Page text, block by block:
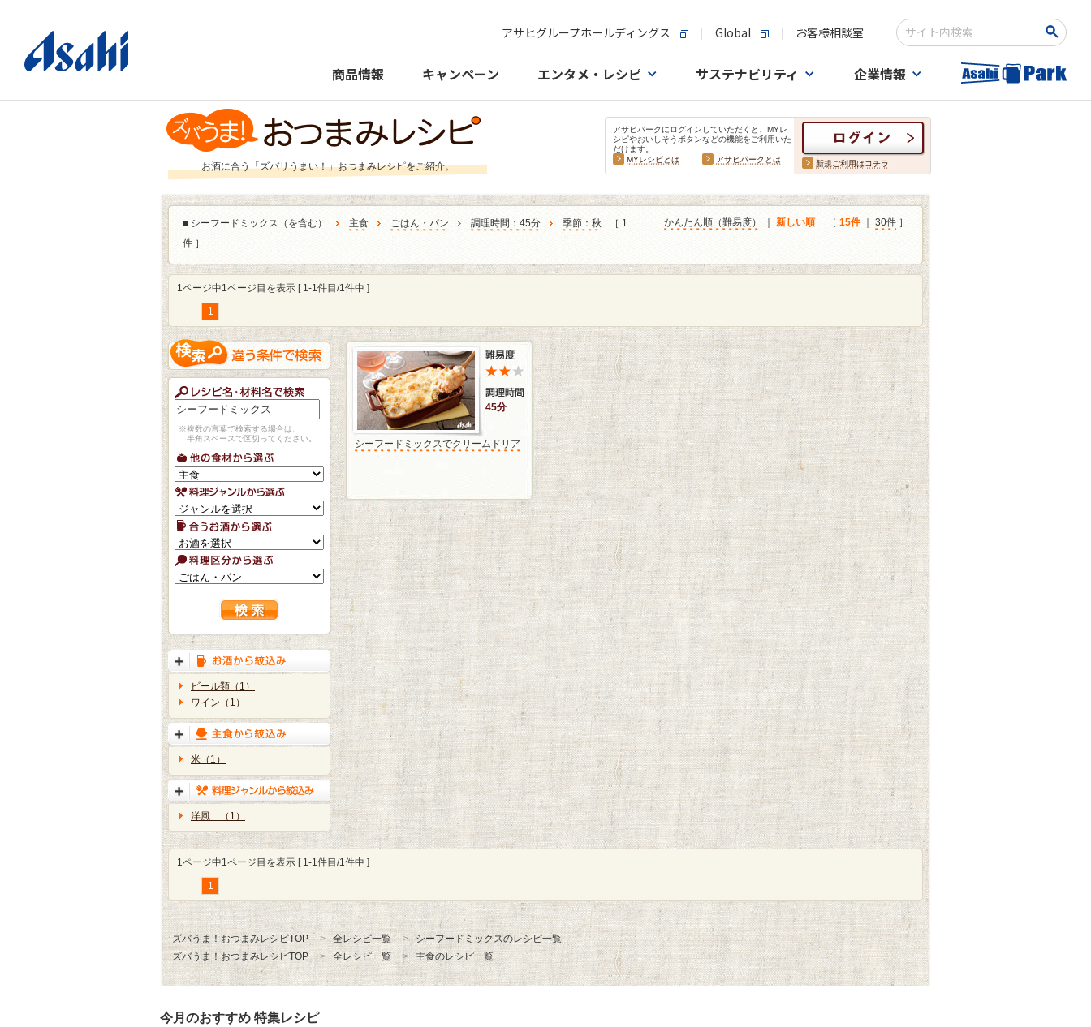
アサヒグループホールディングス Global お客様相談室
検索キーワード入力
商品情報 キャンペーン エンタメ・レシピ サステナビリティ 企業情報
お酒に合う「ズバリうまい！」おつまみレシピをご紹介。
アサヒパークにログインしていただくと、MYレ
シピやおいしそうボタンなどの機能をご利用いた
だけます。
MYレシピとは
アサヒパークとは 新規ご利用はコチラ
■ シーフードミックス（を含む） 主食 ごはん・パン 調理時間：45分 季節：秋
［ 1
件 ］
かんたん順（難易度） 新しい順 ［ 15件｜ 30件 ］
1ページ中1ページ目を表示 [ 1-1件目/1件中 ]
1
※複数の言葉で検索する場合は、
半角スペースで区切ってください。
ビール類（1）
ワイン（1）
米（1）
洋風 （1）
45分
シーフードミックスでクリームドリア
1ページ中1ページ目を表示 [ 1-1件目/1件中 ]
1
ズバうま！おつまみレシピTOP 全レシピ一覧
シーフードミックスのレシピ一覧
ズバうま！おつまみレシピTOP
全レシピ一覧 主食のレシピ一覧
今月のおすすめ 特集レシピ